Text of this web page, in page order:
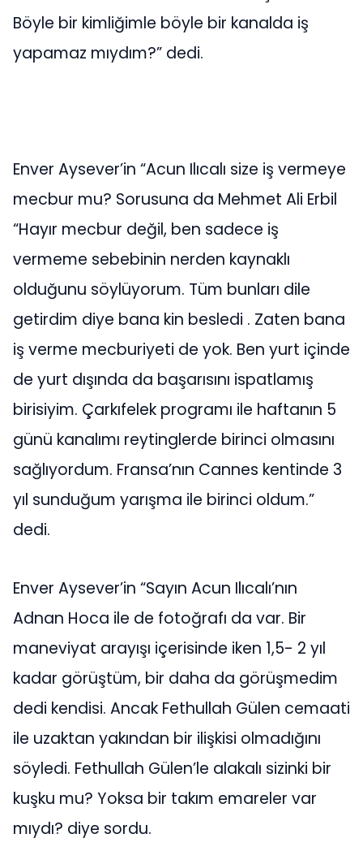
Böyle bir kimliğimle böyle bir kanalda iş
yapamaz mıydım?” dedi.
Enver Aysever’in “Acun Ilıcalı size iş vermeye
mecbur mu? Sorusuna da Mehmet Ali Erbil
“Hayır mecbur değil, ben sadece iş
vermeme sebebinin nerden kaynaklı
olduğunu söylüyorum. Tüm bunları dile
getirdim diye bana kin besledi . Zaten bana
iş verme mecburiyeti de yok. Ben yurt içinde
de yurt dışında da başarısını ispatlamış
birisiyim. Çarkıfelek programı ile haftanın 5
günü kanalımı reytinglerde birinci olmasını
sağlıyordum. Fransa’nın Cannes kentinde 3
yıl sunduğum yarışma ile birinci oldum.”
dedi.
Enver Aysever’in “Sayın Acun Ilıcalı’nın
Adnan Hoca ile de fotoğrafı da var. Bir
maneviyat arayışı içerisinde iken 1,5- 2 yıl
kadar görüştüm, bir daha da görüşmedim
dedi kendisi. Ancak Fethullah Gülen cemaati
ile uzaktan yakından bir ilişkisi olmadığını
söyledi. Fethullah Gülen’le alakalı sizinki bir
kuşku mu? Yoksa bir takım emareler var
mıydı? diye sordu.